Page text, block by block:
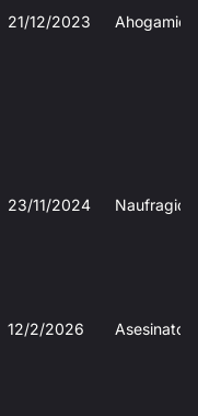
21/12/2023
23/11/2024 Naufragio
12/2/2026 Asesinato